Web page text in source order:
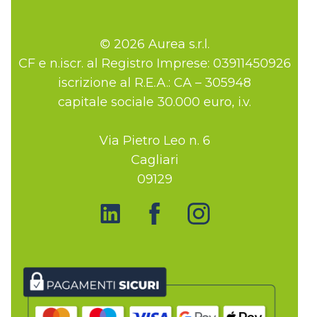
© 2026 Aurea s.r.l.
CF e n.iscr. al Registro Imprese: 03911450926
iscrizione al R.E.A.: CA – 305948
capitale sociale 30.000 euro, i.v.
Via Pietro Leo n. 6
Cagliari
09129